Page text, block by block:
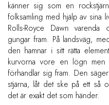
känner sig som en
folksamling med hjälp av sina
Rolls-Royce Dawn varenda
gungar fram. På landsväg,
den hamnar i sitt rätta
kurvorna vore en lögn
förhandlar sig fram. Den
stjärna, låt det ske på ett så
det är exakt det som händer.